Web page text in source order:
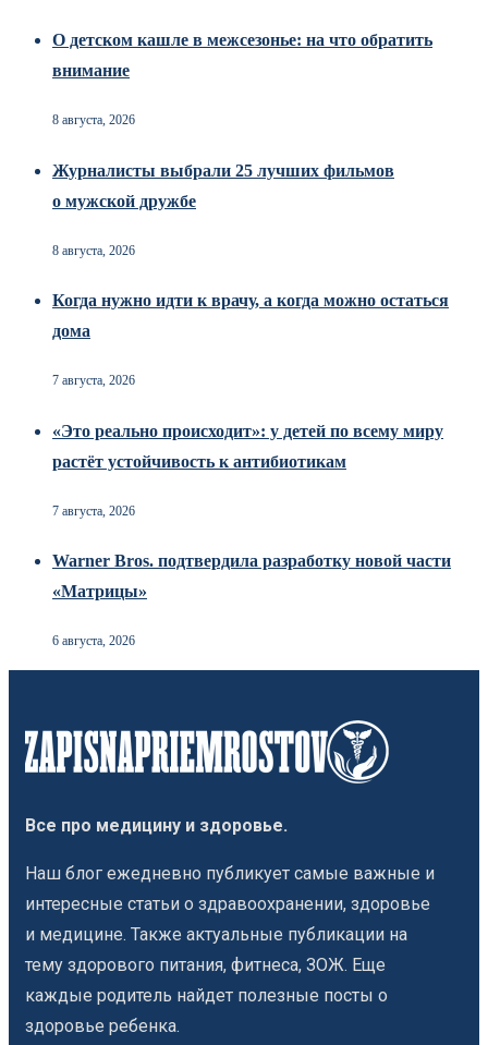
О детском кашле в межсезонье: на что обратить
внимание
8 августа, 2026
Журналисты выбрали 25 лучших фильмов
о мужской дружбе
8 августа, 2026
Когда нужно идти к врачу, а когда можно остаться
дома
7 августа, 2026
«Это реально происходит»: у детей по всему миру
растёт устойчивость к антибиотикам
7 августа, 2026
Warner Bros. подтвердила разработку новой части
«Матрицы»
6 августа, 2026
Все про медицину и здоровье.
Наш блог ежедневно публикует самые важные и
интересные статьи о здравоохранении, здоровье
и медицине. Также актуальные публикации на
тему здорового питания, фитнеса, ЗОЖ. Еще
каждые родитель найдет полезные посты о
здоровье ребенка.